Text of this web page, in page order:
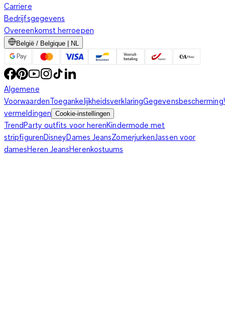
Carriere
Bedrijfsgegevens
Overeenkomst herroepen
België / Belgique | NL
Algemene
VoorwaardenToegankelijkheidsverklaringGegevensbescherming
vermeldingen Cookie-instellingen
TrendParty outfits voor herenKindermode met
stripfigurenDisneyDames JeansZomerjurken Jassen voor
damesHeren JeansHerenkostuums